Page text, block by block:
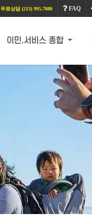
FAQ
무료상담 (213) 995.7080
이민.서비스 종합